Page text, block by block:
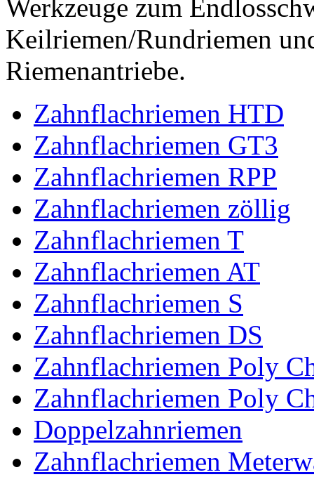
Werkzeuge zum
Keilriemen/Rundriemen
Riemenantriebe.
Zahnflachriemen HTD
Zahnflachriemen GT3
Zahnflachriemen RPP
Zahnflachriemen zöllig
Zahnflachriemen T
Zahnflachriemen AT
Zahnflachriemen S
Zahnflachriemen DS
Zahnflachriemen Poly
Zahnflachriemen Poly
Doppelzahnriemen
Zahnflachriemen